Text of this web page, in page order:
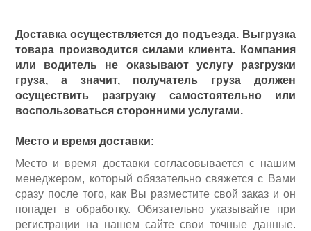
Доставка осуществляется до подъезда. Выгрузка
товара производится силами клиента. Компания
или водитель не оказывают услугу разгрузки
груза, а значит, получатель груза должен
осуществить разгрузку самостоятельно или
воспользоваться сторонними услугами.
Место и время доставки:
Место и время доставки согласовывается с нашим
менеджером, который обязательно свяжется с Вами
сразу после того, как Вы разместите свой заказ и он
попадет в обработку. Обязательно указывайте при
регистрации на нашем сайте свои точные данные.